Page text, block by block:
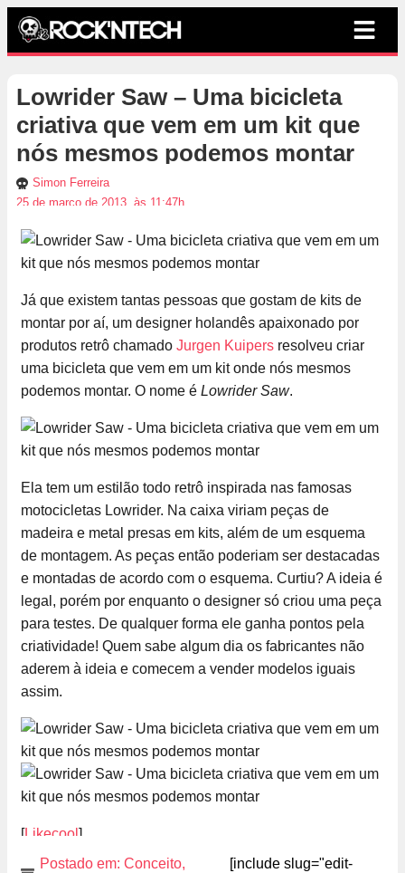
Lowrider Saw – Uma bicicleta
criativa que vem em um kit que
nós mesmos podemos montar
Simon Ferreira
25 de março de 2013, às 11:47h
Já que existem tantas pessoas que gostam de kits de
montar por aí, um designer holandês apaixonado por
produtos retrô chamado Jurgen Kuipers resolveu criar
uma bicicleta que vem em um kit onde nós mesmos
podemos montar. O nome é Lowrider Saw.
Ela tem um estilão todo retrô inspirada nas famosas
motocicletas Lowrider. Na caixa viriam peças de
madeira e metal presas em kits, além de um esquema
de montagem. As peças então poderiam ser destacadas
e montadas de acordo com o esquema. Curtiu? A ideia é
legal, porém por enquanto o designer só criou uma peça
para testes. De qualquer forma ele ganha pontos pela
criatividade! Quem sabe algum dia os fabricantes não
aderem à ideia e comecem a vender modelos iguais
assim.
[Likecool]
Postado em: Conceito,
[include slug="edit-